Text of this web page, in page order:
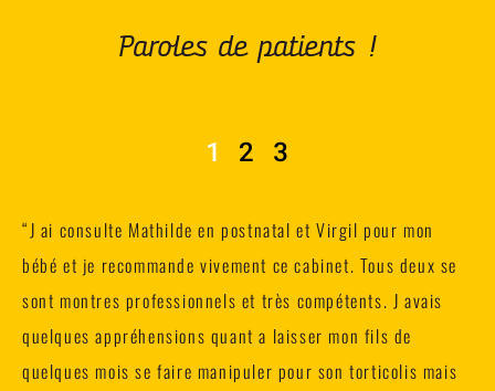
Paroles de patients !
1 2 3
“J ai consulte Mathilde en postnatal et Virgil pour mon
bébé et je recommande vivement ce cabinet. Tous deux se
sont montres professionnels et très compétents. J avais
quelques appréhensions quant a laisser mon fils de
quelques mois se faire manipuler pour son torticolis mais